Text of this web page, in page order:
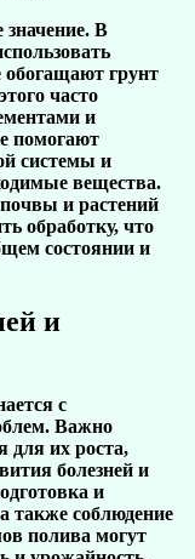
В
грунт
часто
и
помогают
системы и
вещества.
и растений
обработку, что
состоянии и
и
с
Важно
для их роста,
болезней и
и
также соблюдение
полива могут